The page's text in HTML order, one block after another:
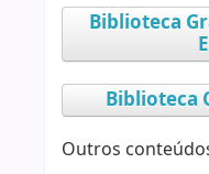
Biblioteca
Biblioteca
Outros